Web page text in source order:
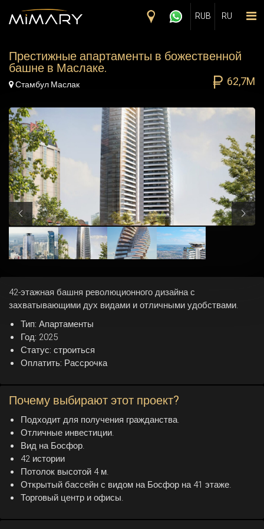
Skip to main content
RUB RU
Престижные апартаменты в божественной
башне в Маслаке.
Map Marker
Стамбул Маслак 62,7M
42-этажная башня революционного дизайна с
захватывающими дух видами и отличными удобствами.
Тип: Апартаменты
Год: 2025
Статус: строиться
Оплатить: Рассрочка
Почему выбирают этот проект?
Подходит для получения гражданства.
Отличные инвестиции.
Вид на Босфор.
42 истории
Потолок высотой 4 м.
Открытый бассейн с видом на Босфор на 41 этаже.
Торговый центр и офисы.